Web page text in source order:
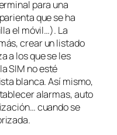
para una
que se ha
el móvil…). La
crear un listado
a los que se les
SIM no esté
blanca. Así mismo,
alarmas, auto
cuando se